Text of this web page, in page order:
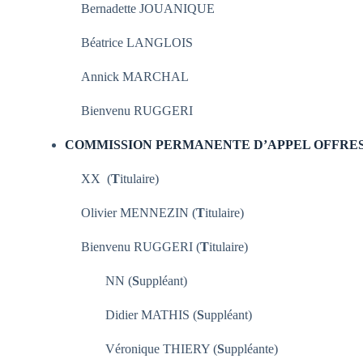
Bernadette JOUANIQUE
Béatrice LANGLOIS
Annick MARCHAL
Bienvenu RUGGERI
COMMISSION PERMANENTE D’APPEL
XX (Titulaire)
Olivier MENNEZIN (Titulaire)
Bienvenu RUGGERI (Titulaire)
NN (Suppléant)
Didier MATHIS (Suppléant)
Véronique THIERY (Suppléante)